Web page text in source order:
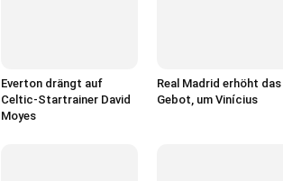
Everton drängt auf
Celtic-Startrainer David
Moyes
Real Madrid erhöht das
Gebot, um Vinícius